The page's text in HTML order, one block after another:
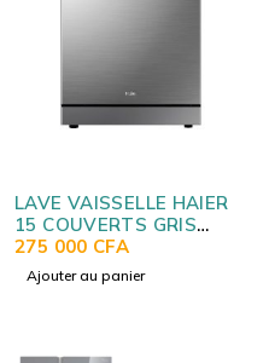
LAVE VAISSELLE HAIER
15 COUVERTS GRIS
CLAIR
HBWE15366SS1QA
275 000 CFA
Ajouter au panier